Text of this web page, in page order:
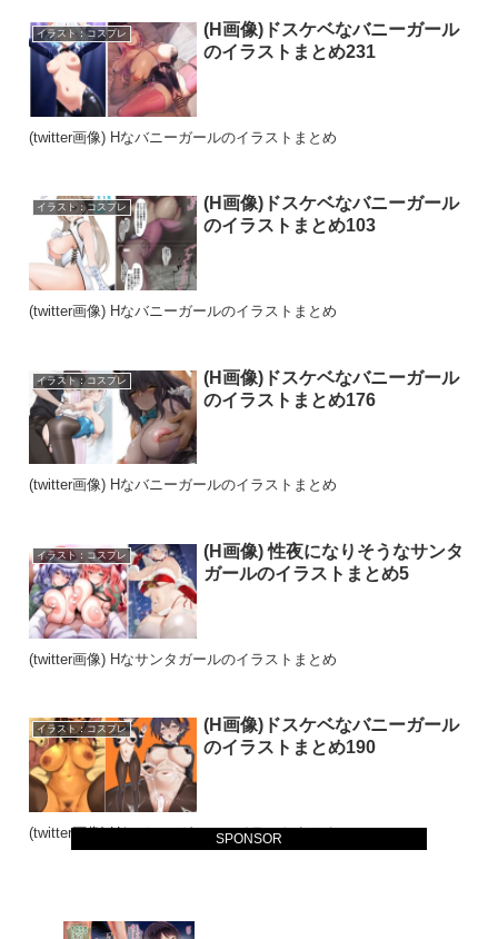
イラスト：コスプレ
(H画像)ドスケベなバニーガール
のイラストまとめ231
(twitter画像) Hなバニーガールのイラストまとめ
イラスト：コスプレ
(H画像)ドスケベなバニーガール
のイラストまとめ103
(twitter画像) Hなバニーガールのイラストまとめ
イラスト：コスプレ
(H画像)ドスケベなバニーガール
のイラストまとめ176
(twitter画像) Hなバニーガールのイラストまとめ
イラスト：コスプレ
(H画像) 性夜になりそうなサンタ
ガールのイラストまとめ5
(twitter画像) Hなサンタガールのイラストまとめ
イラスト：コスプレ
(H画像)ドスケベなバニーガール
のイラストまとめ190
(twitter画像) Hなバニーガールのイラストまとめ
SPONSOR